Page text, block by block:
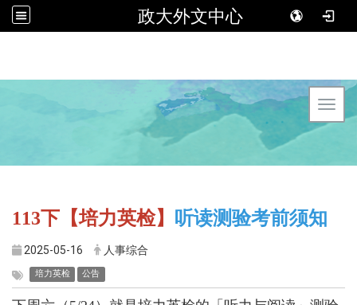
政大外文中心
113下【培力英检】 听读测验考前须知
2025-05-16 人事综合
培力英检 公告